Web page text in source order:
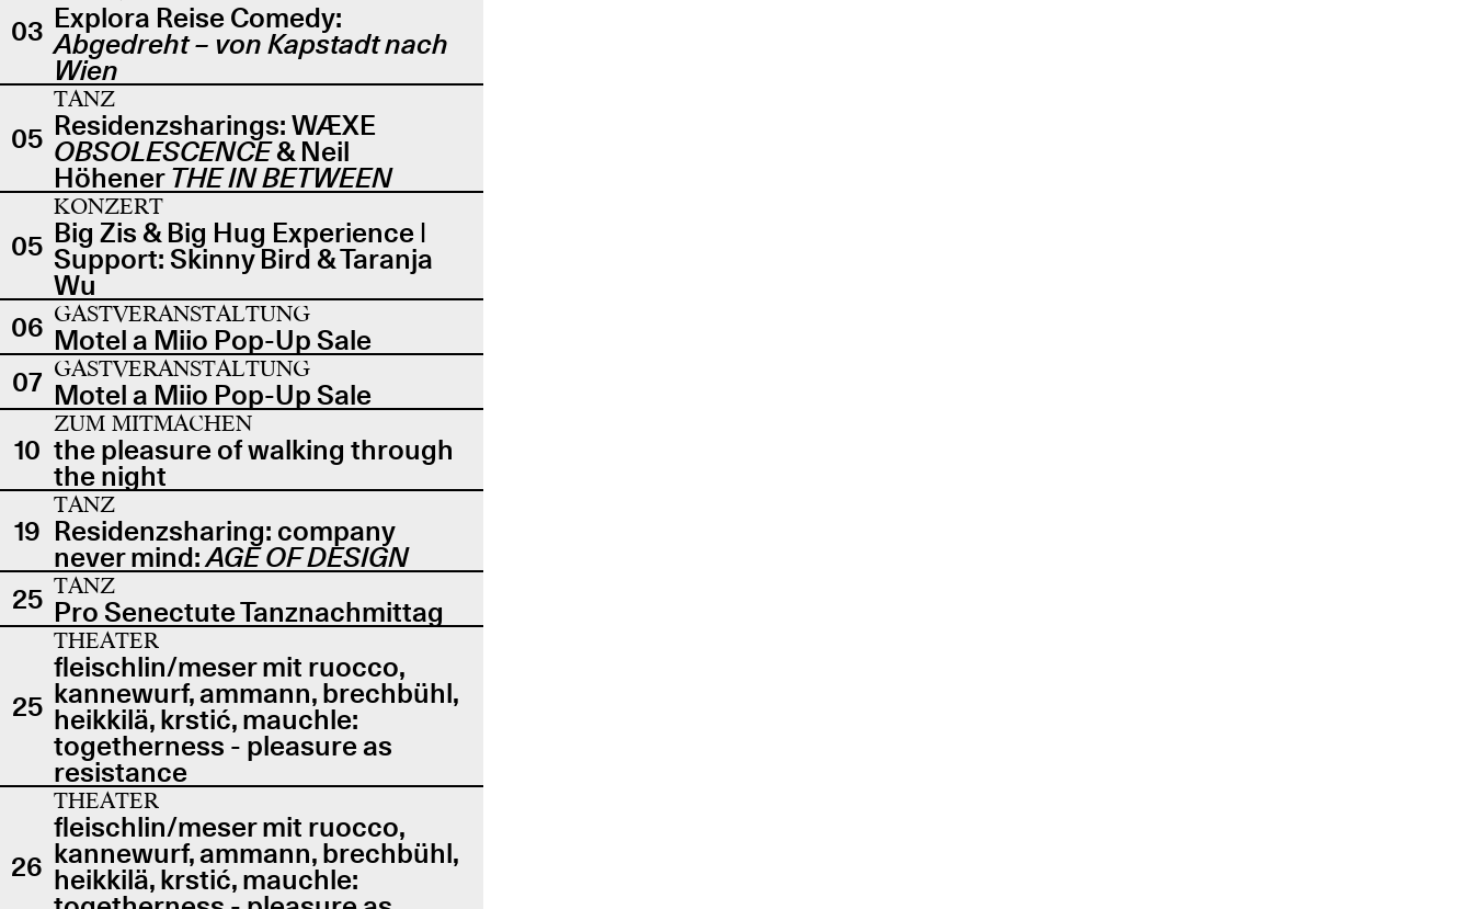
03 Explora Reise Comedy:
Abgedreht – von Kapstadt nach
Wien
05
TANZ
Residenzsharings: WÆXE
OBSOLESCENCE& Neil
Höhener THE IN BETWEEN
05
KONZERT
Big Zis & Big Hug Experience |
Support: Skinny Bird & Taranja
Wu
06 GASTVERANSTALTUNG
Motel a Miio Pop-Up Sale
07 GASTVERANSTALTUNG
Motel a Miio Pop-Up Sale
10
ZUM MITMACHEN
the pleasure of walking through
the night
19
TANZ
Residenzsharing: company
never mind:AGE OF DESIGN
25 TANZ
Pro Senectute Tanznachmittag
25
THEATER
fleischlin/meser mit ruocco,
kannewurf, ammann, brechbühl,
heikkilä, krstić, mauchle:
togetherness - pleasure as
resistance
26
THEATER
fleischlin/meser mit ruocco,
kannewurf, ammann, brechbühl,
heikkilä, krstić, mauchle: